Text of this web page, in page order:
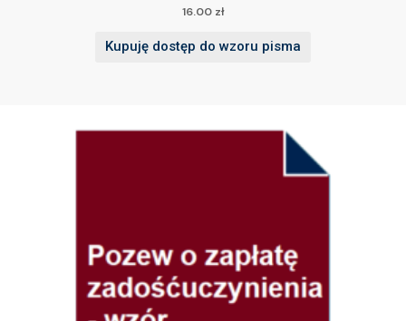
16.00 zł
Kupuję dostęp do wzoru pisma